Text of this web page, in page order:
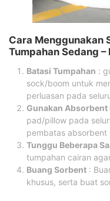
Cara Menggunakan
Tumpahan Sedang –
Batasi Tumpahan :
sock/boom untuk
perluasan pada
Gunakan
pad/pillow pada
pembatas absorbent
Tunggu Beberapa
tumpahan cairan
Buang Sorbent :
khusus, serta buat